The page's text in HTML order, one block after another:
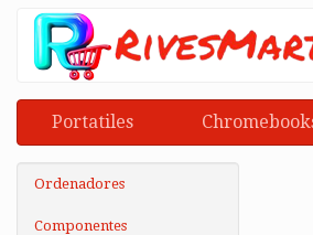
Portatiles
Ordenadores
Componentes